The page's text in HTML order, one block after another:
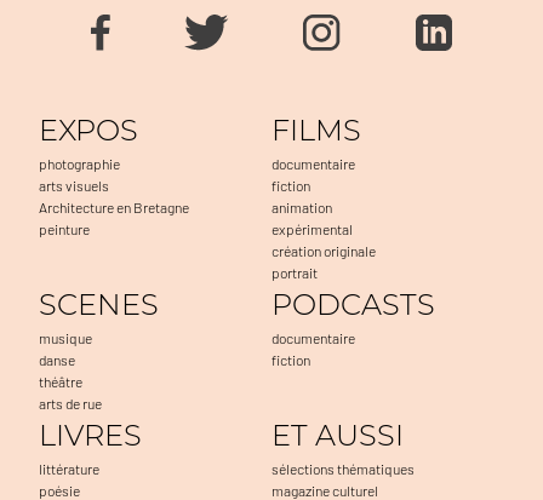
EXPOS
photographie
arts visuels
Architecture en Bretagne
peinture
FILMS
documentaire
fiction
animation
expérimental
création originale
portrait
SCENES
musique
danse
théâtre
arts de rue
PODCASTS
documentaire
fiction
LIVRES
littérature
poésie
ET AUSSI
sélections thématiques
magazine culturel